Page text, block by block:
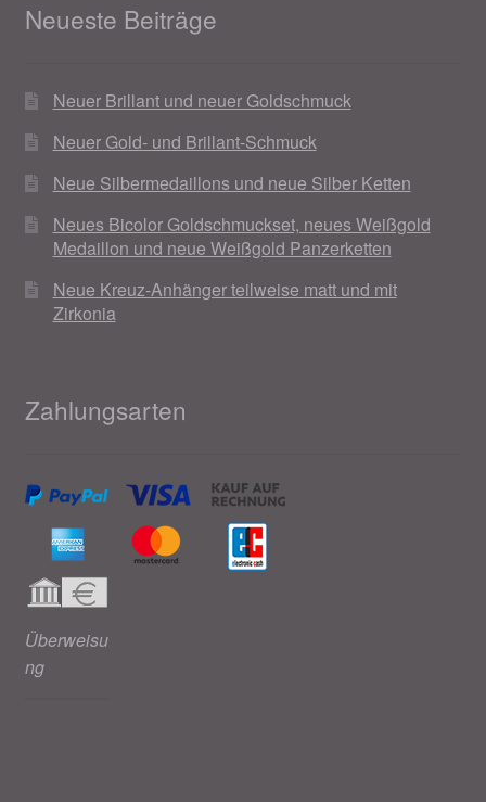
Neueste Beiträge
Neuer Brillant und neuer Goldschmuck
Neuer Gold- und Brillant-Schmuck
Neue Silbermedaillons und neue Silber Ketten
Neues Bicolor Goldschmuckset, neues Weißgold
Medaillon und neue Weißgold Panzerketten
Neue Kreuz-Anhänger teilweise matt und mit
Zirkonia
Zahlungsarten
Überweisu
ng